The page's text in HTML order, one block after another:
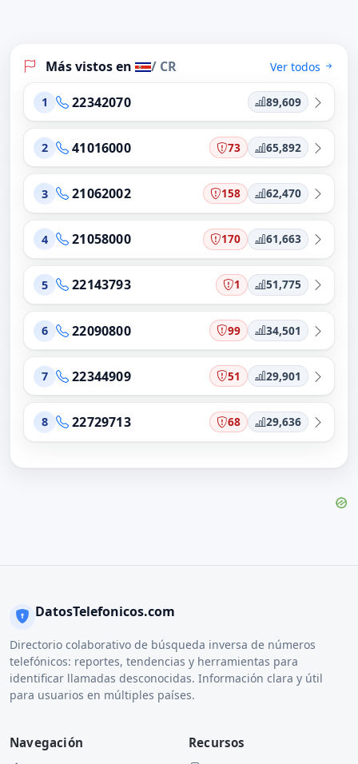
Más vistos en / CR Ver todos
1 22342070 89,609
2 41016000 73 65,892
3 21062002 158 62,470
4 21058000 170 61,663
5 22143793 1 51,775
6 22090800 99 34,501
7 22344909 51 29,901
8 22729713 68 29,636
DatosTelefonicos.com
Directorio colaborativo de búsqueda inversa de números
telefónicos: reportes, tendencias y herramientas para
identificar llamadas desconocidas. Información clara y útil
para usuarios en múltiples países.
Navegación Recursos